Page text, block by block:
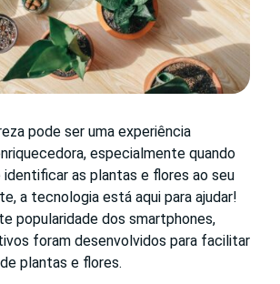
pode ser uma experiência
especialmente quando
as plantas e flores ao seu
a tecnologia está aqui para ajudar!
popularidade dos smartphones,
foram desenvolvidos para facilitar
plantas e flores.